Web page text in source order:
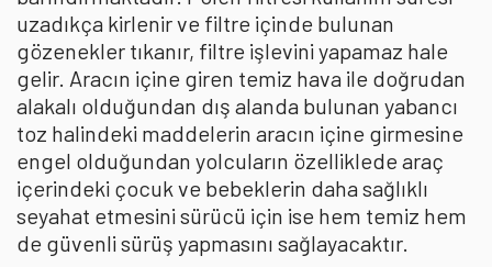
uzadıkça kirlenir ve filtre içinde bulunan
gözenekler tıkanır, filtre işlevini yapamaz hale
gelir. Aracın içine giren temiz hava ile doğrudan
alakalı olduğundan dış alanda bulunan yabancı
toz halindeki maddelerin aracın içine girmesine
engel olduğundan yolcuların özelliklede araç
içerindeki çocuk ve bebeklerin daha sağlıklı
seyahat etmesini sürücü için ise hem temiz hem
de güvenli sürüş yapmasını sağlayacaktır.